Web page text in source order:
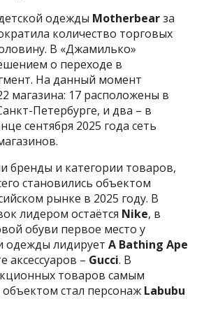
одежды Motherbearза
количество торговых
В «Джамилько»
о переходе в
На данный момент
магазина: 17 расположены в
Петербурге, и два – в
сентября 2025 года сеть
бренды и категории товаров,
становились объектом
рынке в 2025 году. В
лидером остаётся Nike, в
обуви первое место у
одежды лидируетA Bathing Ape
аксессуаров – Gucci. В
товаров самым
стал персонаж Labubu